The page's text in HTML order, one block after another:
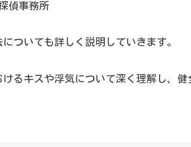
偵事務所
ついても詳しく説明していきます。
るキスや浮気について深く理解し、